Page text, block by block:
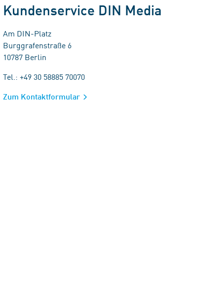
Kundenservice DIN Media
Am DIN-Platz
Burggrafenstraße 6
10787 Berlin
Tel.: +49 30 58885 70070
Zum Kontaktformular